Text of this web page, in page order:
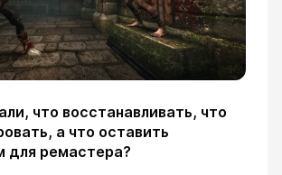
что восстанавливать, что
а что оставить
для ремастера?